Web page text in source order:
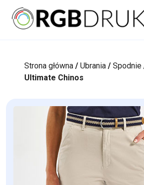
content
Strona główna /Ubrania /Spodnie
Ultimate Chinos